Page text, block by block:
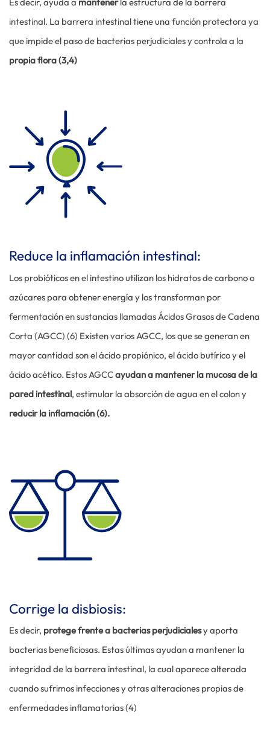
intestinal. La barrera intestinal tiene una función protectora ya
que impide el paso de bacterias perjudiciales y controla a la
propia flora (3,4)
Reduce la inflamación intestinal:
Los probióticos en el intestino utilizan los hidratos de carbono o
azúcares para obtener energía y los transforman por
fermentación en sustancias llamadas Ácidos Grasos de Cadena
Corta (AGCC) (6) Existen varios AGCC, los que se generan en
mayor cantidad son el ácido propiónico, el ácido butírico y el
ácido acético. Estos AGCCayudan a mantener la mucosa de la
pared intestinal, estimular la absorción de agua en el colon y
reducir la inflamación (6).
Corrige la disbiosis:
Es decir, protege frente a bacterias perjudicialesy aporta
bacterias beneficiosas. Estas últimas ayudan a mantener la
integridad de la barrera intestinal, la cual aparece alterada
cuando sufrimos infecciones y otras alteraciones propias de
enfermedades inflamatorias (4)